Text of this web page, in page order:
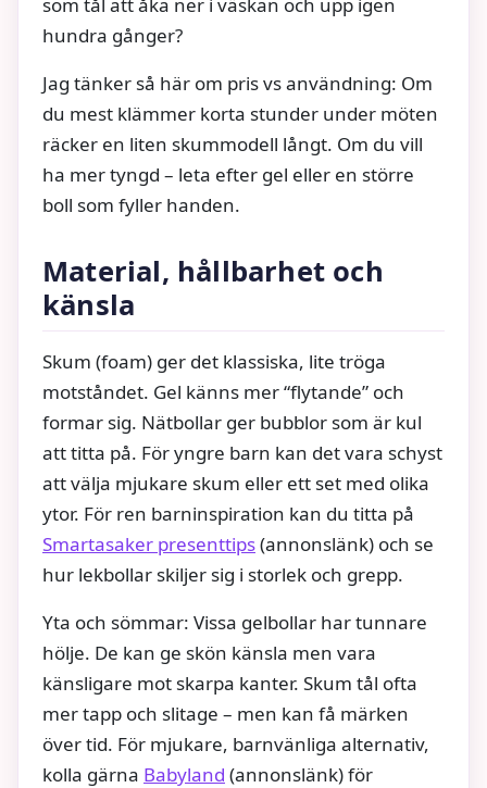
hundra gånger?
Jag tänker så här om pris vs användning: Om
du mest klämmer korta stunder under möten
räcker en liten skummodell långt. Om du vill
ha mer tyngd – leta efter gel eller en större
boll som fyller handen.
Material, hållbarhet och
känsla
Skum (foam) ger det klassiska, lite tröga
motståndet. Gel känns mer “flytande” och
formar sig. Nätbollar ger bubblor som är kul
att titta på. För yngre barn kan det vara schyst
att välja mjukare skum eller ett set med olika
ytor. För ren barninspiration kan du titta på
Smartasaker presenttips(annonslänk) och se
hur lekbollar skiljer sig i storlek och grepp.
Yta och sömmar: Vissa gelbollar har tunnare
hölje. De kan ge skön känsla men vara
känsligare mot skarpa kanter. Skum tål ofta
mer tapp och slitage – men kan få märken
över tid. För mjukare, barnvänliga alternativ,
kolla gärna Babyland (annonslänk) för